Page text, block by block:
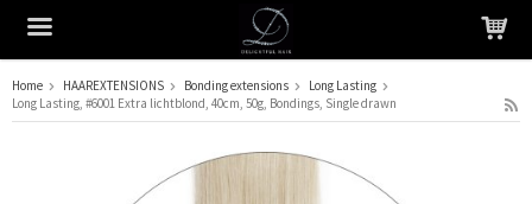
Het product is in je winkelmandje geplaatst
Home HAAREXTENSIONS Bonding extensions
Long Lasting
Long Lasting, #6001 Extra lichtblond, 40cm, 50g, Bondings, Single drawn